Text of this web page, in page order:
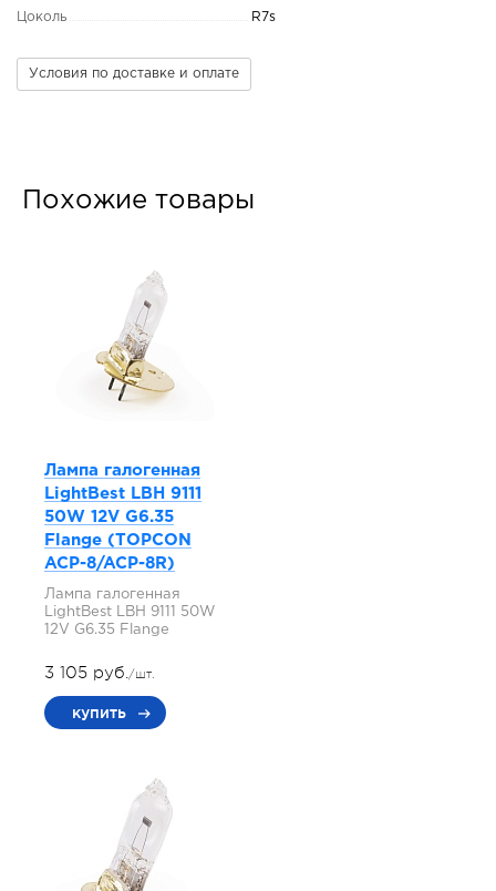
Цоколь R7s
Условия по доставке и оплате
Похожие товары
Лампа галогенная
LightBest LBH 9111
50W 12V G6.35
Flange (TOPCON
ACP-8/ACP-8R)
Лампа галогенная
LightBest LBH 9111 50W
12V G6.35 Flange
3 105 руб./шт.
купить